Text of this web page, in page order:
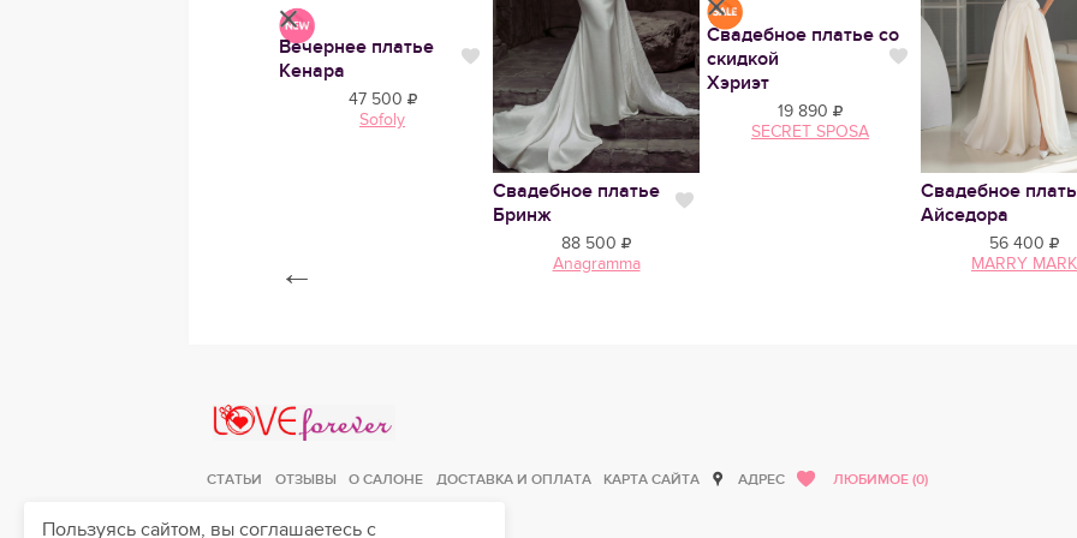
Нравится
Вечернее платье
Кенара
Нравится
47 500
Sofoly
Свадебное платье
Бринж
88 500
Anagramma
Свадебное платье со
скидкой
Хэриэт
Нравится
19 890
SECRET SPOSA
Свадебное
Айседора
56 400
MARRY MARK
←
СТАТЬИ ОТЗЫВЫ О САЛОНЕ ДОСТАВКА И ОПЛАТА КАРТА САЙТА АДРЕС ЛЮБИМОЕ (0)
Пользуясь сайтом, вы соглашаетесь с